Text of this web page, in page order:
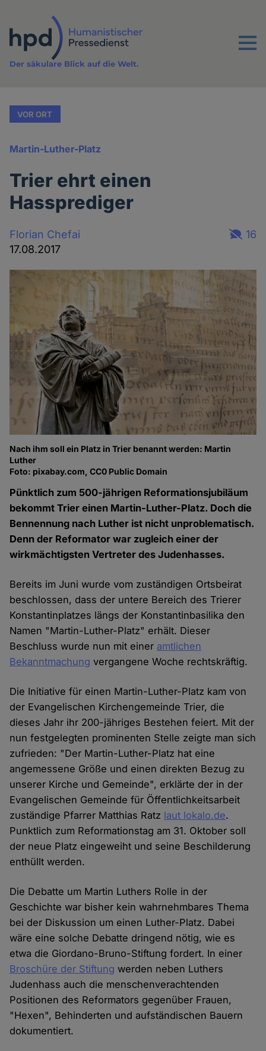
Inhalt
Menu
Der säkulare Blick auf die Welt.
VOR ORT
Martin-Luther-Platz
Trier ehrt einen
Hassprediger
Florian Chefai
17.08.2017
16
Nach ihm soll ein Platz in Trier benannt werden: Martin
Luther
Foto: pixabay.com, CC0 Public Domain
Pünktlich zum 500-jährigen Reformationsjubiläum
bekommt Trier einen Martin-Luther-Platz. Doch die
Bennennung nach Luther ist nicht unproblematisch.
Denn der Reformator war zugleich einer der
wirkmächtigsten Vertreter des Judenhasses.
Bereits im Juni wurde vom zuständigen Ortsbeirat
beschlossen, dass der untere Bereich des Trierer
Konstantinplatzes längs der Konstantinbasilika den
Namen "Martin-Luther-Platz" erhält. Dieser
Beschluss wurde nun mit einer amtlichen
Bekanntmachung vergangene Woche rechtskräftig.
Die Initiative für einen Martin-Luther-Platz kam von
der Evangelischen Kirchengemeinde Trier, die
dieses Jahr ihr 200-jähriges Bestehen feiert. Mit der
nun festgelegten prominenten Stelle zeigte man sich
zufrieden: "Der Martin-Luther-Platz hat eine
angemessene Größe und einen direkten Bezug zu
unserer Kirche und Gemeinde", erklärte der in der
Evangelischen Gemeinde für Öffentlichkeitsarbeit
zuständige Pfarrer Matthias Ratz laut lokalo.de.
Punktlich zum Reformationstag am 31. Oktober soll
der neue Platz eingeweiht und seine Beschilderung
enthüllt werden.
Die Debatte um Martin Luthers Rolle in der
Geschichte war bisher kein wahrnehmbares Thema
bei der Diskussion um einen Luther-Platz. Dabei
wäre eine solche Debatte dringend nötig, wie es
etwa die Giordano-Bruno-Stiftung fordert. In einer
Broschüre der Stiftung werden neben Luthers
Judenhass auch die menschenverachtenden
Positionen des Reformators gegenüber Frauen,
"Hexen", Behinderten und aufständischen Bauern
dokumentiert.